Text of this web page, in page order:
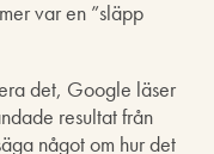
var en ”släpp
det, Google läser
resultat från
något om hur det